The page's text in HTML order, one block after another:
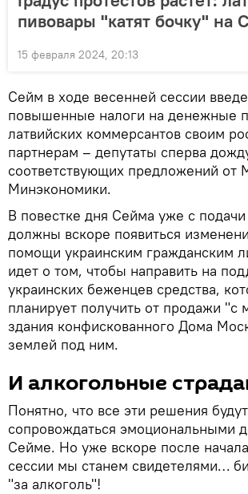
пивовары "катят бочку" на
15 февраля 2024, 20:13
Сейм в ходе весенней сессии
повышенные налоги на денежные
латвийских коммерсантов своим
партнерам – депутаты сперва
соответствующих предложений от
Минэкономики.
В повестке дня Сейма уже с подачи
должны вскоре появиться
помощи украинским гражданским
идет о том, чтобы направить на
украинских беженцев средства,
планирует получить от продажи "с
здания конфискованного Дома
землей под ним.
И алкогольные
Понятно, что все эти решения будут
сопровождаться эмоциональными
Сейме. Но уже вскоре после
сессии мы станем свидетелями…
"за алкоголь"!